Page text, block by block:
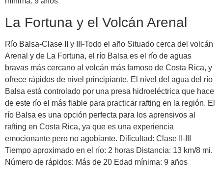
La Fortuna y el Volcán Arenal
Río Balsa-Clase II y III-Todo el año Situado cerca del volcán
Arenal y de La Fortuna, el río Balsa es el río de aguas
bravas más cercano al volcán más famoso de Costa Rica, y
ofrece rápidos de nivel principiante. El nivel del agua del río
Balsa está controlado por una presa hidroeléctrica que hace
de este río el más fiable para practicar rafting en la región. El
río Balsa es una opción perfecta para los aprensivos al
rafting en Costa Rica, ya que es una experiencia
emocionante pero no agobiante. Dificultad: Clase II-III
Tiempo aproximado en el río: 2 horas Distancia: 13 km/8 mi.
Número de rápidos: Más de 20 Edad mínima: 9 años